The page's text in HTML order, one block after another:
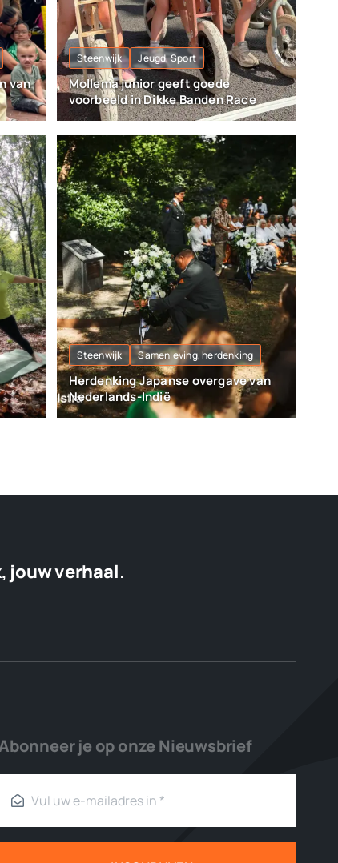
van
Steenwijk Jeugd, Sport
Mollema junior geeft goede
voorbeeld in Dikke Banden Race
Steenwijk Samenleving, herdenking
Herdenking Japanse overgave van
Nederlands-Indië
jouw verhaal.
je op onze Nieuwsbrief